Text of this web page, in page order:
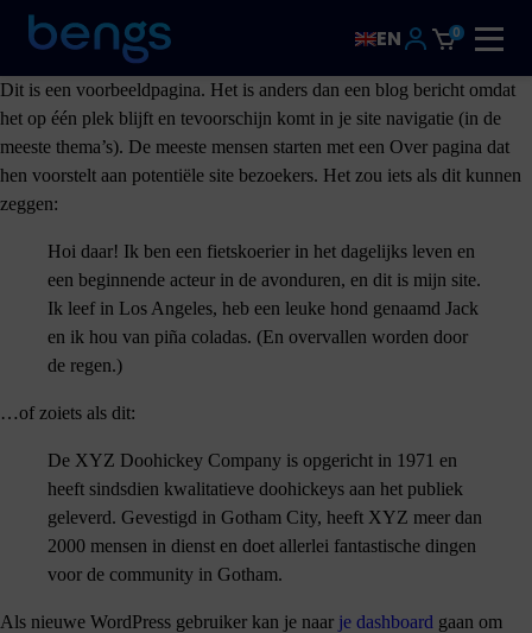
EN 0
Dit is een voorbeeldpagina. Het is anders dan een blog bericht omdat
het op één plek blijft en tevoorschijn komt in je site navigatie (in de
meeste thema’s). De meeste mensen starten met een Over pagina dat
hen voorstelt aan potentiële site bezoekers. Het zou iets als dit kunnen
zeggen:
Hoi daar! Ik ben een fietskoerier in het dagelijks leven en
een beginnende acteur in de avonduren, en dit is mijn site.
Ik leef in Los Angeles, heb een leuke hond genaamd Jack
en ik hou van piña coladas. (En overvallen worden door
de regen.)
…of zoiets als dit:
De XYZ Doohickey Company is opgericht in 1971 en
heeft sindsdien kwalitatieve doohickeys aan het publiek
geleverd. Gevestigd in Gotham City, heeft XYZ meer dan
2000 mensen in dienst en doet allerlei fantastische dingen
voor de community in Gotham.
Als nieuwe WordPress gebruiker kan je naar je dashboard gaan om